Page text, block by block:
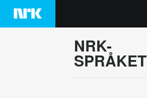
Hopp
innhaldet
NRK-
SPRÅKET